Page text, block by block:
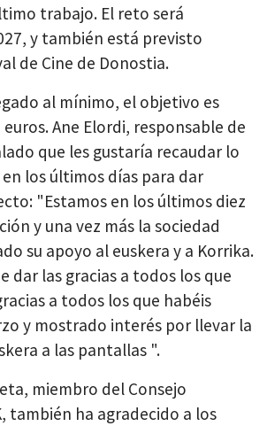
trabajo. El reto será
y también está previsto
de Cine de Donostia.
al mínimo, el objetivo es
Ane Elordi, responsable de
que les gustaría recaudar lo
los últimos días para dar
"Estamos en los últimos diez
y una vez más la sociedad
su apoyo al euskera y a Korrika.
dar las gracias a todos los que
a todos los que habéis
y mostrado interés por llevar la
a las pantallas ".
miembro del Consejo
también ha agradecido a los